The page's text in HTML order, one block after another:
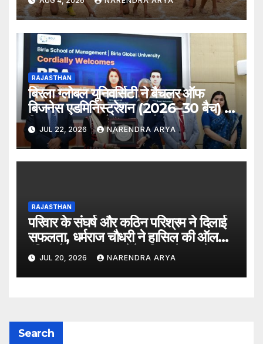
RAJASTHAN
बिरला ग्लोबल यूनिवर्सिटी ने बैचलर ऑफ
बिजनेस एडमिनिस्ट्रेशन (2026–30 बैच) के
लिए दीक्षारंभ समारोह का आयोजन किया
JUL 22, 2026 NARENDRA ARYA
RAJASTHAN
परिवार के संघर्ष और कठिन परिश्रम ने दिलाई
सफलता, धर्मराज चौधरी ने हासिल की ऑल
इंडिया रैंक 6400, बनेंगे परिवार के पहले
डॉक्टर
JUL 20, 2026 NARENDRA ARYA
Search